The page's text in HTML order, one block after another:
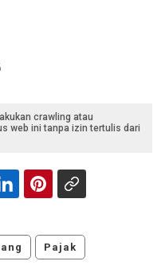
crawling atau
web ini tanpa izin tertulis dari
Pajak